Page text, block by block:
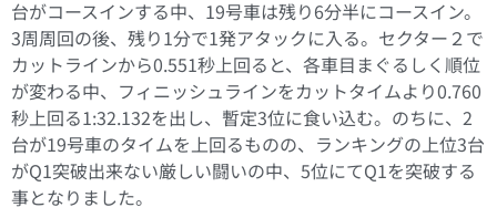
台がコースインする中、19号車は残り6分半にコースイン。
3周周回の後、残り1分で1発アタックに入る。セクター２で
カットラインから0.551秒上回ると、各車目まぐるしく順位
が変わる中、フィニッシュラインをカットタイムより0.760
秒上回る1:32.132を出し、暫定3位に食い込む。のちに、2
台が19号車のタイムを上回るものの、ランキングの上位3台
がQ1突破出来ない厳しい闘いの中、5位にてQ1を突破する
事となりました。